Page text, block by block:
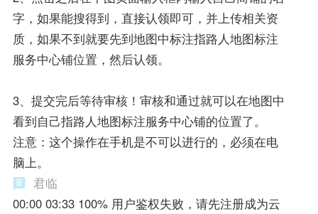
字，如果能搜得到，直接认领即可，并上传相关资
质，如果不到就要先到地图中标注指路人地图标注
服务中心铺位置，然后认领。
3、提交完后等待审核！审核和通过就可以在地图中
看到自己指路人地图标注服务中心铺的位置了。
注意：这个操作在手机是不可以进行的，必须在电
脑上。
君临
00:00 03:33 100% 用户鉴权失败，请先注册成为云